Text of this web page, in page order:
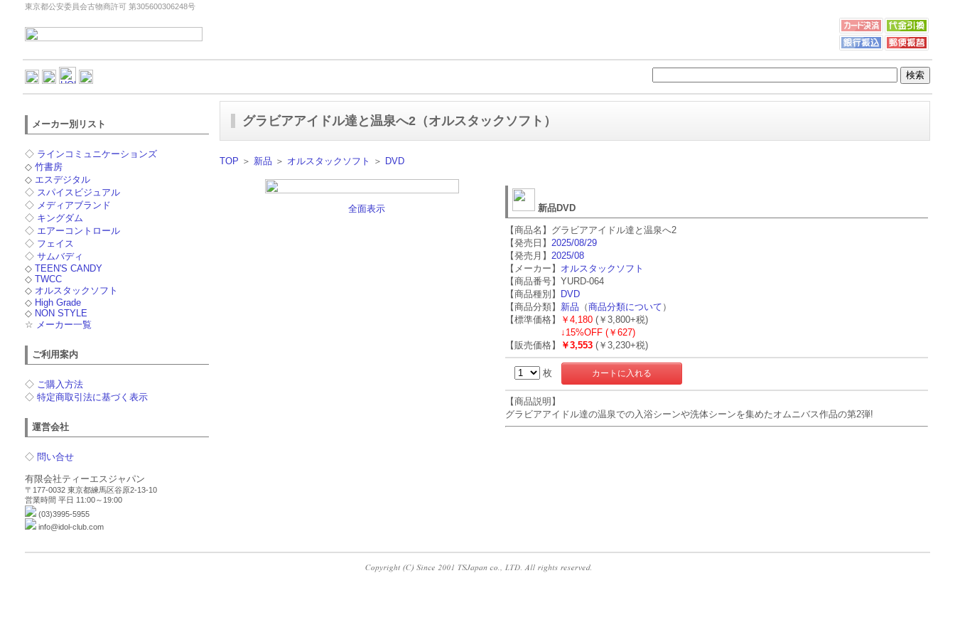
東京都公安委員会古物商許可 第305600306248号
メーカー別リスト
◇ ラインコミュニケーションズ
◇ 竹書房
◇ エスデジタル
◇ スパイスビジュアル
◇ メディアブランド
◇ キングダム
◇ エアーコントロール
◇ フェイス
◇ サムバディ
◇ TEEN'S CANDY
◇ TWCC
◇ オルスタックソフト
◇ High Grade
◇ NON STYLE
☆ メーカー一覧
ご利用案内
◇ ご購入方法
◇ 特定商取引法に基づく表示
運営会社
◇ 問い合せ
有限会社ティーエスジャパン
〒177-0032 東京都練馬区谷原2-13-10
営業時間 平日 11:00～19:00
(03)3995-5955
info@idol-club.com
グラビアアイドル達と温泉へ2（オルスタックソフト）
TOP ＞ 新品 ＞ オルスタックソフト ＞ DVD
全面表示 新品DVD
【商品名】グラビアアイドル達と温泉へ2
【発売日】 2025/08/29
【発売月】 2025/08
【メーカー】 オルスタックソフト
【商品番号】YURD-064
【商品種別】
DVD
【商品分類】 新品 （商品分類について ）
【標準価格】
￥4,180 (￥3,800+税)
↓ 15%OFF (￥627)
【販売価格】
￥3,553 (￥3,230+税)
枚
【商品説明】
グラビアアイドル達の温泉での入浴シーンや洗体シーンを集めたオムニバス作品の第2弾!